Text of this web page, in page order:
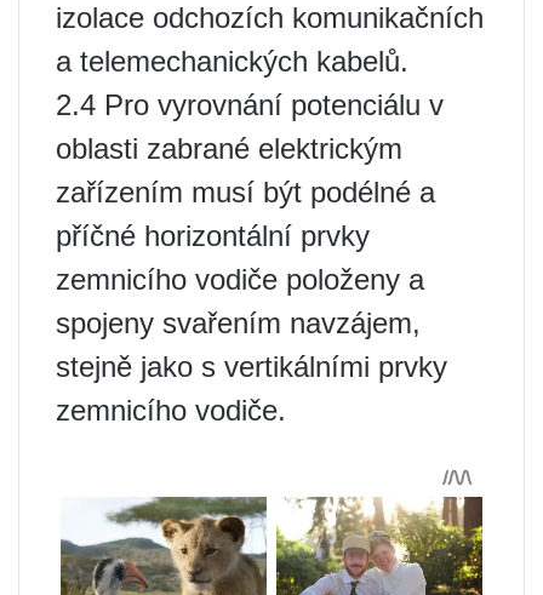
izolace odchozích komunikačních
a telemechanických kabelů.
2.4 Pro vyrovnání potenciálu v
oblasti zabrané elektrickým
zařízením musí být podélné a
příčné horizontální prvky
zemnicího vodiče položeny a
spojeny svařením navzájem,
stejně jako s vertikálními prvky
zemnicího vodiče.